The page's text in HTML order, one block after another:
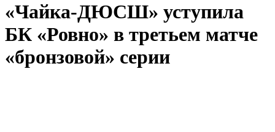
«Чайка-ДЮСШ» уступила
БК «Ровно» в третьем матче
«бронзовой» серии